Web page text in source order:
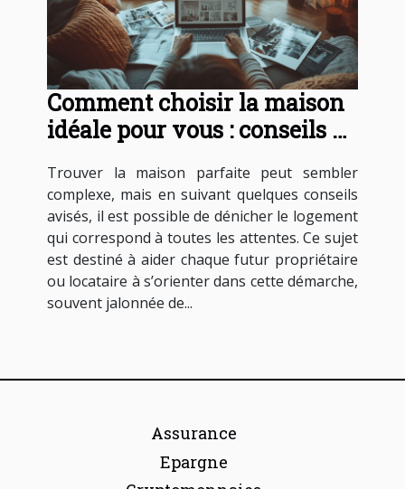
Comment choisir la maison
idéale pour vous : conseils et
Trouver la maison parfaite peut sembler
complexe, mais en suivant quelques conseils
avisés, il est possible de dénicher le logement
qui correspond à toutes les attentes. Ce sujet
est destiné à aider chaque futur propriétaire
ou locataire à s’orienter dans cette démarche,
souvent jalonnée de...
Assurance
Epargne